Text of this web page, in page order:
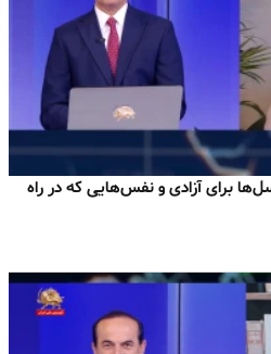
برای آزادی و نفس‌هایی که در راه